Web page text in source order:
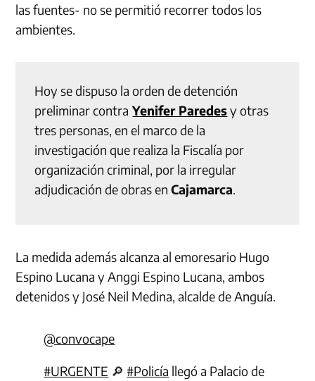
las fuentes- no se permitió recorrer todos los
ambientes.
Hoy se dispuso la orden de detención
preliminar contra Yenifer Paredesy otras
tres personas, en el marco de la
investigación que realiza la Fiscalía por
organización criminal, por la irregular
adjudicación de obras enCajamarca.
La medida además alcanza al emoresario Hugo
Espino Lucana y Anggi Espino Lucana, ambos
detenidos y José Neil Medina, alcalde de Anguía.
@convocape
#URGENTE 🔎 #Policía llegó a Palacio de